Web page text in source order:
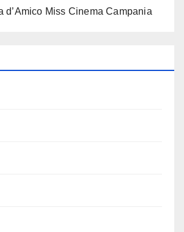
d’Amico Miss Cinema Campania